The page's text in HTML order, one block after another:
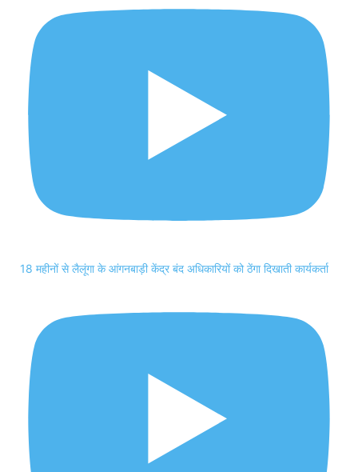
18 महीनों से लैलूंगा के आंगनबाड़ी केंद्र बंद अधिकारियों को ठेंगा दिखाती कार्यकर्ता